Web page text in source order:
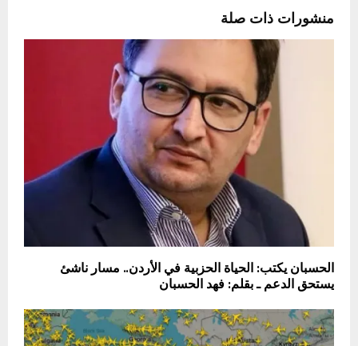
منشورات ذات صلة
الحسبان يكتب: الحياة الحزبية في الأردن.. مسار ناشئ
يستحق الدعم ـ بقلم: فهد الحسبان